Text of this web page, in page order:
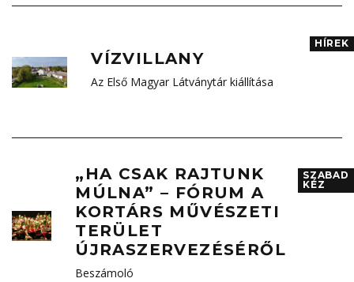
VÍZVILLANY
Az Első Magyar Látványtár kiállítása
HÍREK
„HA CSAK RAJTUNK
MÚLNA” – FÓRUM A
KORTÁRS MŰVÉSZETI
TERÜLET
ÚJRASZERVEZÉSÉRŐL
Beszámoló
SZABAD
KÉZ